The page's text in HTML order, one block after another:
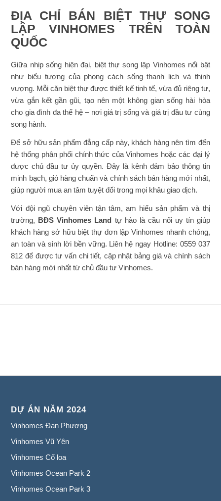
ĐỊA CHỈ BÁN BIỆT THỰ SONG
LẬP VINHOMES TRÊN TOÀN
QUỐC
Giữa nhịp sống hiện đại, biệt thự song lập Vinhomes nổi bật
như biểu tượng của phong cách sống thanh lịch và thịnh
vượng. Mỗi căn biệt thự được thiết kế tinh tế, vừa đủ riêng tư,
vừa gắn kết gần gũi, tạo nên một không gian sống hài hòa
cho gia đình đa thế hệ – nơi giá trị sống và giá trị đầu tư cùng
song hành.
Để sở hữu sản phẩm đẳng cấp này, khách hàng nên tìm đến
hệ thống phân phối chính thức của Vinhomes hoặc các đại lý
được chủ đầu tư ủy quyền. Đây là kênh đảm bảo thông tin
minh bạch, giỏ hàng chuẩn và chính sách bán hàng mới nhất,
giúp người mua an tâm tuyệt đối trong mọi khâu giao dịch.
Với đội ngũ chuyên viên tận tâm, am hiểu sản phẩm và thị
trường, BĐS Vinhomes Land tự hào là cầu nối uy tín giúp
khách hàng sở hữu biệt thự đơn lập Vinhomes nhanh chóng,
an toàn và sinh lời bền vững. Liên hệ ngay Hotline: 0559 037
812 để được tư vấn chi tiết, cập nhật bảng giá và chính sách
bán hàng mới nhất từ chủ đầu tư Vinhomes.
DỰ ÁN NĂM 2024
Vinhomes Đan Phượng
Vinhomes Vũ Yên
Vinhomes Cổ loa
Vinhomes Ocean Park 2
Vinhomes Ocean Park 3